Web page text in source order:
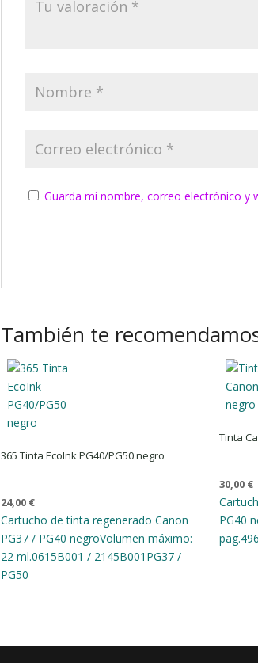
Guarda mi nombre, correo electrónico y
También te
365 Tinta EcoInk PG40/PG50 negro
24,00 €
Cartucho de tinta regenerado Canon
PG37 / PG40 negroVolumen máximo:
22 ml.0615B001 / 2145B001 PG37 /
PG50
Tinta
30,00 €
PG40
pag.